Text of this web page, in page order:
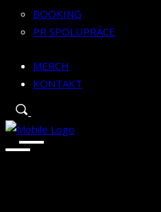
BOOKING
PR SPOLUPRÁCE
MERCH
KONTAKT